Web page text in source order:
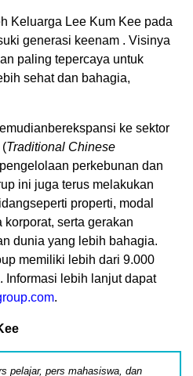
Keluarga Lee Kum Kee pada
generasi keenam . Visinya
paling tepercaya untuk
sehat dan bahagia,
ke sektor
(Traditional Chinese
perkebunan dan
ini juga terus melakukan
properti, modal
serta gerakan
dunia yang lebih bahagia.
memiliki lebih dari 9.000
Informasi lebih lanjut dapat
.
pelajar, pers mahasiswa, dan